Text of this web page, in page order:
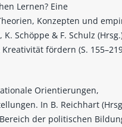
Lernen? Eine
Konzepten und
Schöppe & F. Schulz
fördern (S.
Orientierungen,
In B. Reichhart
der politischen